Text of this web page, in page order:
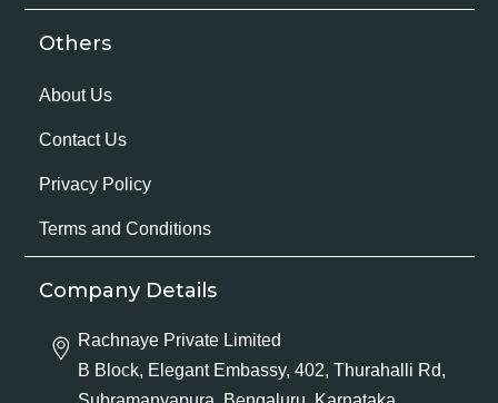
Others
About Us
Contact Us
Privacy Policy
Terms and Conditions
Company Details
Rachnaye Private Limited
B Block, Elegant Embassy, 402, Thurahalli Rd,